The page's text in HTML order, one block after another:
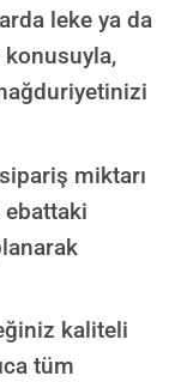
leke ya da
konusuyla,
sipariş miktarı
ebattaki
kaliteli
tüm